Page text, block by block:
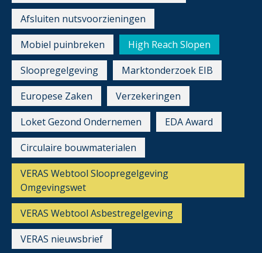
Afsluiten nutsvoorzieningen
Mobiel puinbreken
High Reach Slopen
Sloopregelgeving
Marktonderzoek EIB
Europese Zaken
Verzekeringen
Loket Gezond Ondernemen
EDA Award
Circulaire bouwmaterialen
VERAS Webtool Sloopregelgeving
Omgevingswet
VERAS Webtool Asbestregelgeving
VERAS nieuwsbrief